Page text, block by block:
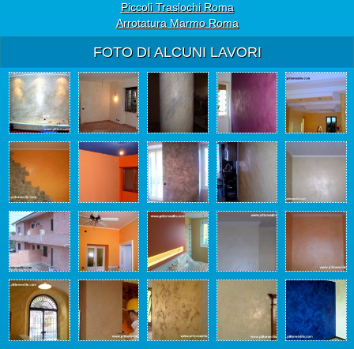
Piccoli Traslochi Roma
Arrotatura Marmo Roma
FOTO DI ALCUNI LAVORI